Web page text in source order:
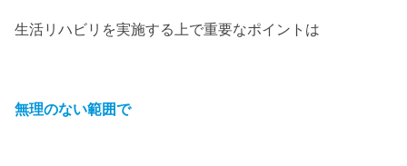
生活リハビリを実施する上で重要なポイントは
無理のない範囲で